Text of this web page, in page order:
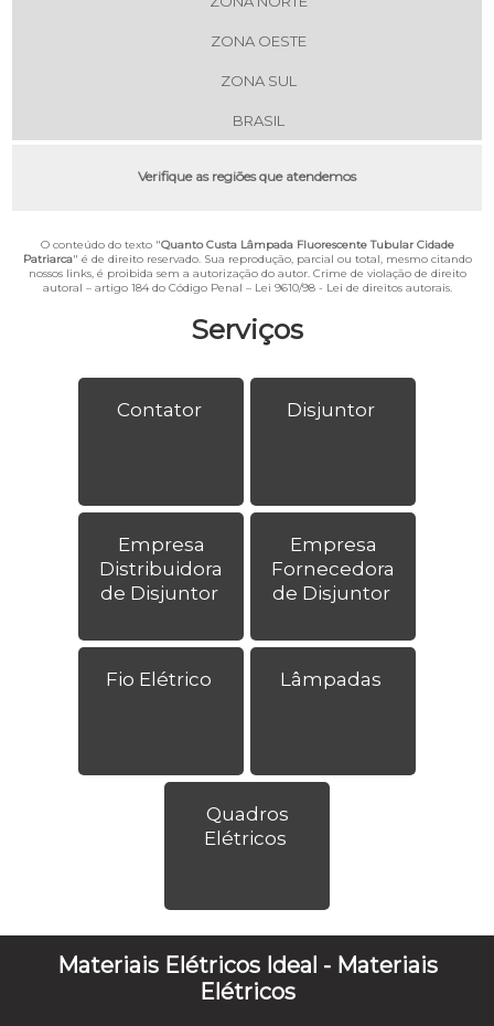
Serviços
Contator Disjuntor
Empresa
Distribuidora
de Disjuntor
Empresa
Fornecedora
de Disjuntor
Fio Elétrico Lâmpadas
Quadros
Elétricos
ZONA OESTE
ZONA SUL
BRASIL
Verifique as regiões que atendemos
O conteúdo do texto "Quanto Custa Lâmpada Fluorescente Tubular Cidade
Patriarca" é de direito reservado. Sua reprodução, parcial ou total, mesmo citando
nossos links, é proibida sem a autorização do autor. Crime de violação de direito
autoral – artigo 184 do Código Penal – Lei 9610/98 - Lei de direitos autorais.
Materiais Elétricos Ideal - Materiais
Elétricos